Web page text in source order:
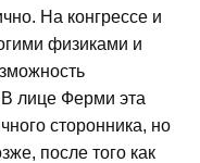
На конгрессе и
физиками и
лице Ферми эта
сторонника, но
после того как